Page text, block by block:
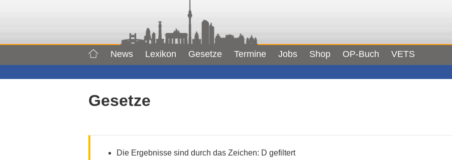
News Lexikon Gesetze Termine Jobs Shop OP-Buch VETS
Gesetze
Die Ergebnisse sind durch das Zeichen: D gefiltert